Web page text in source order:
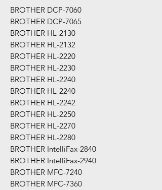
BROTHER DCP-7060
BROTHER DCP-7065
BROTHER HL-2130
BROTHER HL-2132
BROTHER HL-2220
BROTHER HL-2230
BROTHER HL-2240
BROTHER HL-2240
BROTHER HL-2242
BROTHER HL-2250
BROTHER HL-2270
BROTHER HL-2280
BROTHER IntelliFax-2840
BROTHER IntelliFax-2940
BROTHER MFC-7240
BROTHER MFC-7360